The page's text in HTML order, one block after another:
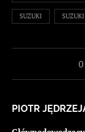
SUZUKI
PIOTR